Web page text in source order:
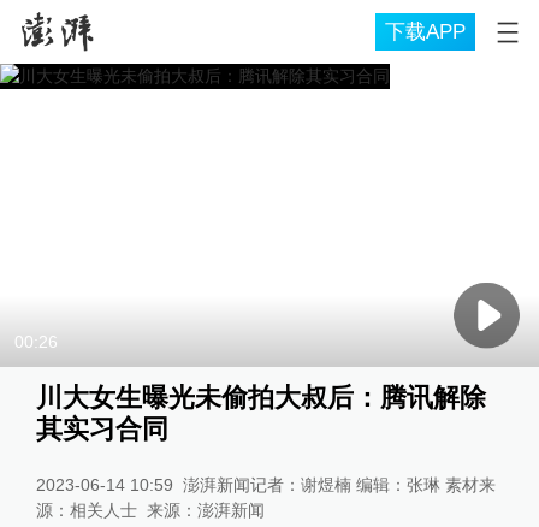
下载APP
00:26
川大女生曝光未偷拍大叔后：腾讯解除
其实习合同
2023-06-14 10:59 澎湃新闻记者：谢煜楠 编辑：张琳 素材来
源：相关人士 来源： 澎湃新闻